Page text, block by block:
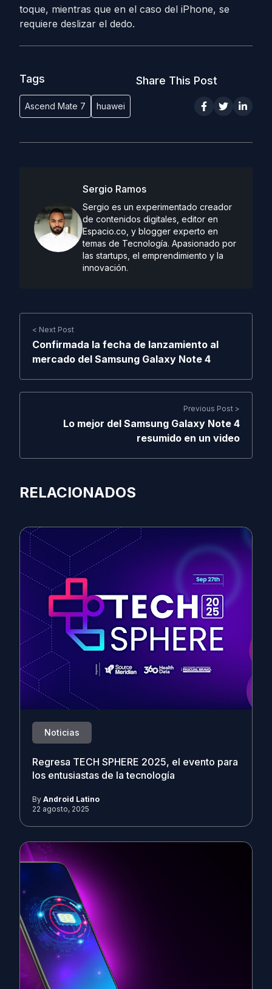
toque, mientras que en el caso del iPhone, se
requiere deslizar el dedo.
Tags
Ascend Mate 7 huawei
Share This Post
Sergio Ramos
Sergio es un experimentado creador
de contenidos digitales, editor en
Espacio.co, y blogger experto en
temas de Tecnología. Apasionado por
las startups, el emprendimiento y la
innovación.
< Next Post
Confirmada la fecha de lanzamiento al
mercado del Samsung Galaxy Note 4
Previous Post >
Lo mejor del Samsung Galaxy Note 4
resumido en un video
RELACIONADOS
Noticias
Regresa TECH SPHERE 2025, el evento para
los entusiastas de la tecnología
By Android Latino
22 agosto, 2025